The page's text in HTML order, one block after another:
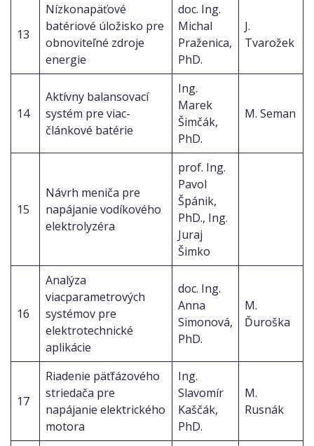
13
Nízkonapäťové
batériové úložisko pre
obnoviteľné zdroje
energie
doc. Ing.
Michal
Praženica,
PhD.
J.
Tvarožek
14
Aktívny balansovací
systém pre viac-
článkové batérie
Ing.
Marek
Šimčák,
PhD.
M. Seman
15
Návrh meniča pre
napájanie vodíkového
elektrolyzéra
prof. Ing.
Pavol
Špánik,
PhD., Ing.
Juraj
Šimko
16
Analýza
viacparametrových
systémov pre
elektrotechnické
aplikácie
doc. Ing.
Anna
Simonová,
PhD.
M.
Ďuroška
17
Riadenie päťfázového
striedača pre
napájanie elektrického
motora
Ing.
Slavomír
Kaščák,
PhD.
M.
Rusnák